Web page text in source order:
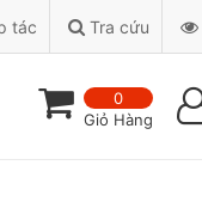
tác Tra cứu
0
Giỏ Hàng